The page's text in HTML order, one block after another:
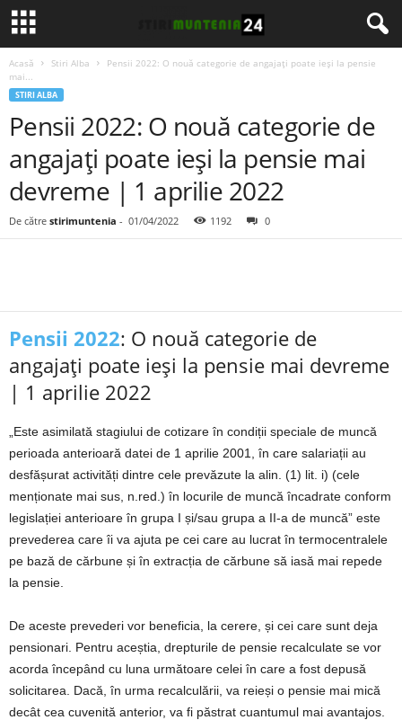
Acasă Stiri Alba
Pensii 2022: O nouă categorie de angajați poate ieși la pensie
mai...
STIRI ALBA
Pensii 2022: O nouă categorie de
angajați poate ieși la pensie mai
devreme | 1 aprilie 2022
De către stirimuntenia - 01/04/2022 1192 0
Pensii 2022: O nouă categorie de
angajați poate ieși la pensie mai devreme
| 1 aprilie 2022
„Este asimilată stagiului de cotizare în condiții speciale de muncă
perioada anterioară datei de 1 aprilie 2001, în care salariații au
desfășurat activități dintre cele prevăzute la alin. (1) lit. i) (cele
menționate mai sus, n.red.) în locurile de muncă încadrate conform
legislației anterioare în grupa I și/sau grupa a II-a de muncă” este
prevederea care îi va ajuta pe cei care au lucrat în termocentralele
pe bază de cărbune și în extracția de cărbune să iasă mai repede
la pensie.
De aceste prevederi vor beneficia, la cerere, și cei care sunt deja
pensionari. Pentru aceștia, drepturile de pensie recalculate se vor
acorda începând cu luna următoare celei în care a fost depusă
solicitarea. Dacă, în urma recalculării, va reieși o pensie mai mică
decât cea cuvenită anterior, va fi păstrat cuantumul mai avantajos.